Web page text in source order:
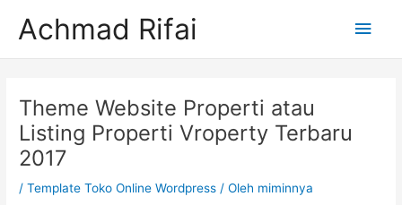
Achmad Rifai
Theme Website Properti atau
Listing Properti Vroperty Terbaru
2017
/Template Toko Online Wordpress / Oleh miminnya